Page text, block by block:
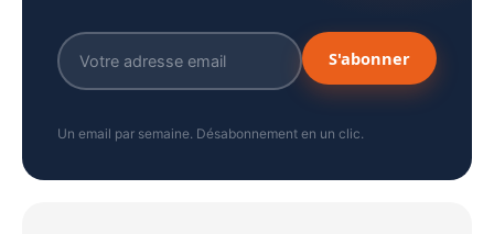
S'abonner
Un email par semaine. Désabonnement en un clic.